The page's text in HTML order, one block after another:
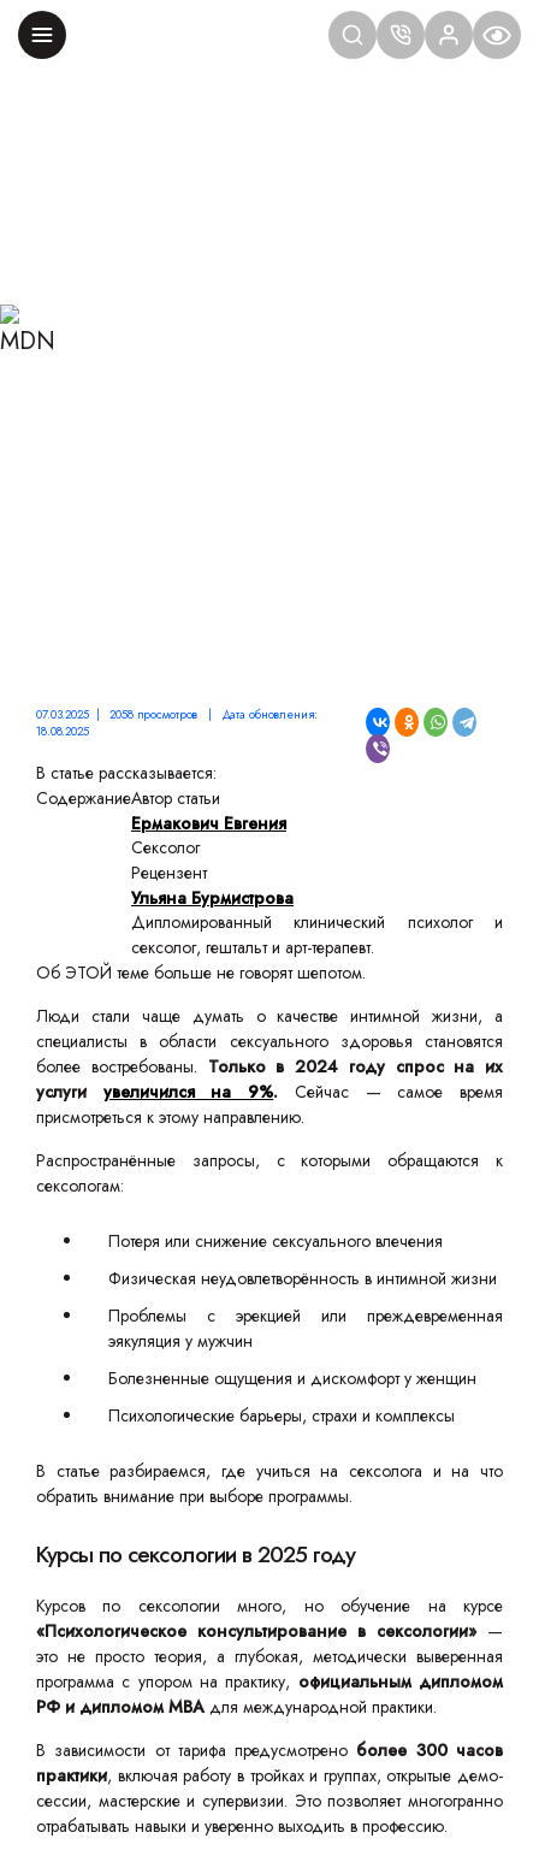
07.03.2025 | 2058 просмотров | Дата обновления:
18.08.2025
В статье рассказывается:
СодержаниеАвтор статьи
Ермакович Евгения
Сексолог
Рецензент
Ульяна Бурмистрова
Дипломированный клинический психолог и
сексолог, гештальт и арт-терапевт.
Об ЭТОЙ теме больше не говорят шепотом.
Люди стали чаще думать о качестве интимной жизни, а
специалисты в области сексуального здоровья становятся
более востребованы. Только в 2024 году спрос на их
услуги увеличился на 9%. Сейчас — самое время
присмотреться к этому направлению.
Распространённые запросы, с которыми обращаются к
сексологам:
Потеря или снижение сексуального влечения
Физическая неудовлетворённость в интимной жизни
Проблемы с эрекцией или преждевременная
эякуляция у мужчин
Болезненные ощущения и дискомфорт у женщин
Психологические барьеры, страхи и комплексы
В статье разбираемся, где учиться на сексолога и на что
обратить внимание при выборе программы.
Курсы по сексологии в 2025 году
Курсов по сексологии много, но обучение на курсе
«Психологическое консультирование в сексологии»—
это не просто теория, а глубокая, методически выверенная
программа с упором на практику, официальным дипломом
РФ и дипломом MBAдля международной практики.
В зависимости от тарифа предусмотрено более 300 часов
практики, включая работу в тройках и группах, открытые демо-
сессии, мастерские и супервизии. Это позволяет многогранно
отрабатывать навыки и уверенно выходить в профессию.